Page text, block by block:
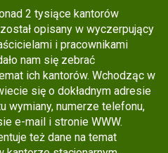
2 tysiące kantorów
opisany w wyczerpujący
i pracownikami
nam się zebrać
ich kantorów. Wchodząc w
się o dokładnym adresie
wymiany, numerze telefonu,
e-mail i stronie WWW.
też dane na temat